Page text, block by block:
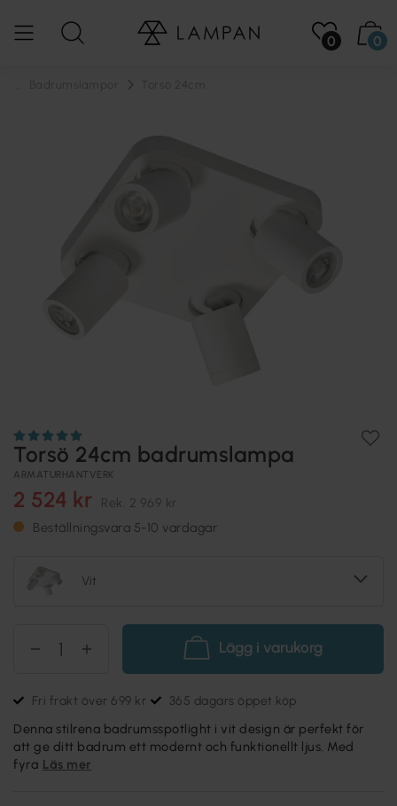
0 0
Torsö 24cm badrumslampa
ARMATURHANTVERK
2 524 kr Rek. 2 969 kr
Beställningsvara 5-10 vardagar
Vit
Lägg i varukorg
Fri frakt över 699 kr 365 dagars öppet köp
Denna stilrena badrumsspotlight i vit design är perfekt för
att ge ditt badrum ett modernt och funktionellt ljus. Med
fyra Läs mer